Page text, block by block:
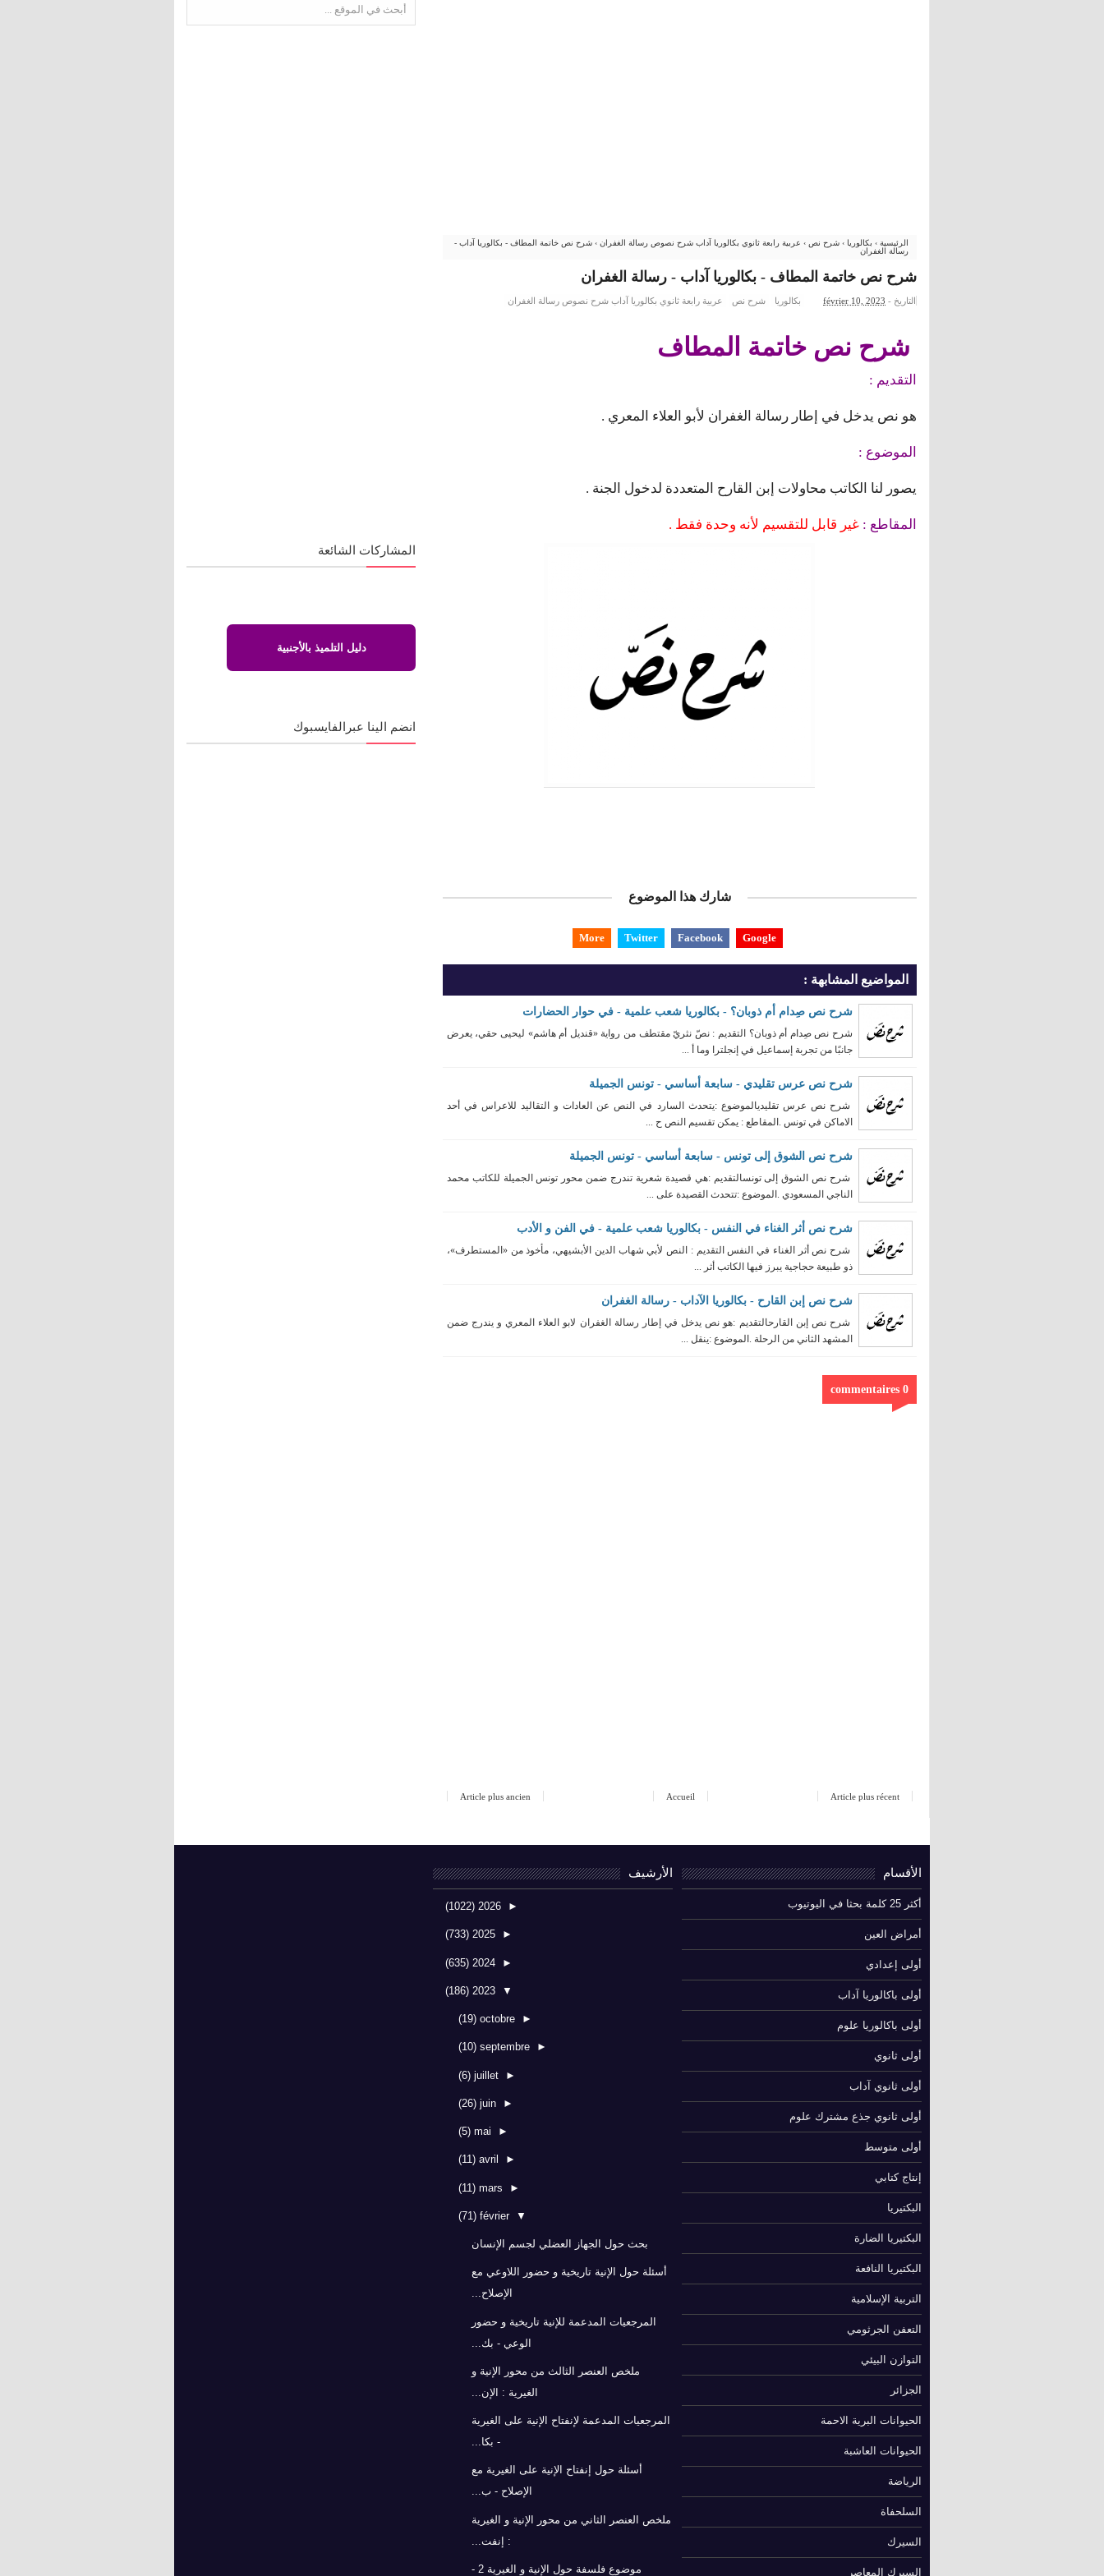
الرئيسية › بكالوريا › شرح نص › عربية رابعة ثانوي بكالوريا آداب شرح نصوص رسالة الغفران › شرح نص خاتمة المطاف - بكالوريا آداب -
رسالة الغفران
شرح نص خاتمة المطاف - بكالوريا آداب - رسالة الغفران
التاريخ - février 10, 2023 بكالوريا شرح نص عربية رابعة ثانوي بكالوريا آداب شرح نصوص رسالة الغفران
شرح نص خاتمة المطاف
التقديم :
هو نص يدخل في إطار رسالة الغفران لأبو العلاء المعري .
الموضوع :
يصور لنا الكاتب محاولات إبن القارح المتعددة لدخول الجنة .
المقاطع : غير قابل للتقسيم لأنه وحدة فقط .
شارك هذا الموضوع
Google
Facebook
Twitter
More
المواضيع المشابهة :
شرح نص صِدام أم ذوبان؟ - بكالوريا شعب علمية - في حوار الحضارات
شرح نص صِدام أم ذوبان؟ التقديم : نصّ نثريّ مقتطف من رواية «قنديل أم هاشم» ليحيى حقي، يعرض
جانبًا من تجربة إسماعيل في إنجلترا وما أ ...
شرح نص عرس تقليدي - سابعة أساسي - تونس الجميلة
شرح نص عرس تقليديالموضوع :يتحدث السارد في النص عن العادات و التقاليد للاعراس في أحد
الاماكن في تونس .المقاطع : يمكن تقسيم النص ح ...
شرح نص الشوق إلى تونس - سابعة أساسي - تونس الجميلة
شرح نص الشوق إلى تونسالتقديم :هي قصيدة شعرية تندرج ضمن محور تونس الجميلة للكاتب محمد
الناجي المسعودي .الموضوع :تتحدث القصيدة على ...
شرح نص أثر الغناء في النفس - بكالوريا شعب علمية - في الفن و الأدب
شرح نص أثر الغناء في النفس التقديم : النص لأبي شهاب الدين الأبشيهي، مأخوذ من «المستطرف»،
ذو طبيعة حجاجية يبرز فيها الكاتب أثر ...
شرح نص إبن القارح - بكالوريا الآداب - رسالة الغفران
شرح نص إبن القارحالتقديم :هو نص يدخل في إطار رسالة الغفران لابو العلاء المعري و يندرج ضمن
المشهد الثاني من الرحلة .الموضوع :ينقل ...
0 commentaires
Article plus récent
Article plus ancien Accueil
المشاركات الشائعة
دليل التلميذ بالأجنبية
انضم الينا عبرالفايسبوك
الأقسام
أكثر 25 كلمة بحثا في اليوتيوب
أمراض العين
أولى إعدادي
أولى باكالوريا آداب
أولى باكالوريا علوم
أولى ثانوي
أولى ثانوي آداب
أولى ثانوي جذع مشترك علوم
أولى متوسط
إنتاج كتابي
البكتيريا
البكتيريا الضارة
البكتيريا النافعة
التربية الإسلامية
التعفن الجرثومي
التوازن البيئي
الجزائر
الحيوانات البرية الاحمة
الحيوانات العاشبة
الرياضة
السلحفاة
السيرك
السيرك المعاصر
الأرشيف
►
2026
(1022)
►
2025
(733)
►
2024
(635)
▼
2023
(186)
►
octobre
(19)
►
septembre
(10)
►
juillet
(6)
►
juin
(26)
►
mai
(5)
►
avril
(11)
►
mars
(11)
▼
février
(71)
بحث حول الجهاز العضلي لجسم الإنسان
أسئلة حول الإنية تاريخية و حضور اللاوعي مع
الإصلاح...
المرجعيات المدعمة للإنية تاريخية و حضور
الوعي - بك...
ملخص العنصر الثالث من محور الإنية و
الغيرية : الإن...
المرجعيات المدعمة لإنفتاح الإنية على الغيرية
- بكا...
أسئلة حول إنفتاح الإنية على الغيرية مع
الإصلاح - ب...
ملخص العنصر الثاني من محور الإنية و الغيرية
: إنفت...
موضوع فلسفة حول الإنية و الغيرية 2 -